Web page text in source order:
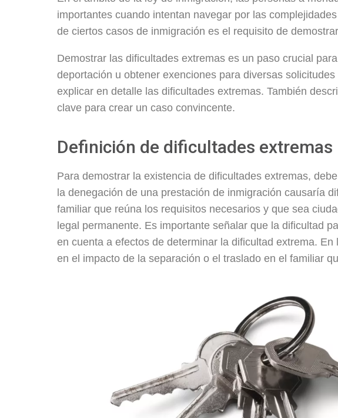
importantes cuando intentan navegar por las
de ciertos casos de inmigración es el requisito de
Demostrar las dificultades extremas es un paso crucial
deportación u obtener exenciones para diversas
explicar en detalle las dificultades extremas. También
clave para crear un caso convincente.
Definición de dificultades extremas
Para demostrar la existencia de dificultades extremas,
la denegación de una prestación de inmigración causaría
familiar que reúna los requisitos necesarios y que sea
legal permanente. Es importante señalar que la dificultad
en cuenta a efectos de determinar la dificultad extrema.
en el impacto de la separación o el traslado en el familiar